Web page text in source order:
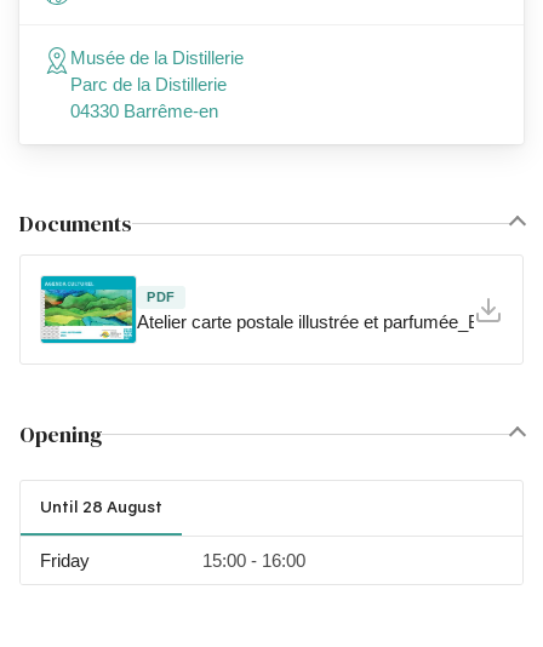
Documents
PDF
Atelier carte postale illustrée et parfumée_Barrême
Opening
Until 28 August
Friday 15:00 - 16:00
Musée de la Distillerie
Parc de la Distillerie
04330 Barrême-en